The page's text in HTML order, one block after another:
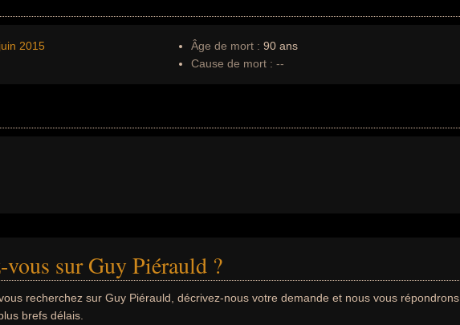
2015
Âge de mort : 90 ans
Cause de mort : --
vous sur Guy Piérauld ?
recherchez sur Guy Piérauld, décrivez-nous votre demande et nous vous répondrons
brefs délais.